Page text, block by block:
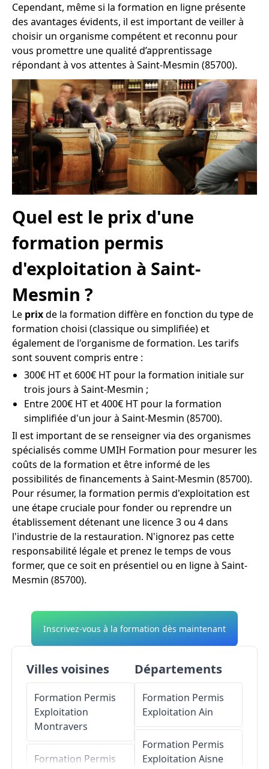
Cependant, même si la formation en ligne présente
des avantages évidents, il est important de veiller à
choisir un organisme compétent et reconnu pour
vous promettre une qualité d’apprentissage
répondant à vos attentes à Saint-Mesmin (85700).
Quel est le prix d'une
formation permis
d'exploitation à Saint-
Mesmin ?
Le prixde la formation diffère en fonction du type de
formation choisi (classique ou simplifiée) et
également de l'organisme de formation. Les tarifs
sont souvent compris entre :
300€ HT et 600€ HT pour la formation initiale sur
trois jours à Saint-Mesmin ;
Entre 200€ HT et 400€ HT pour la formation
simplifiée d'un jour à Saint-Mesmin (85700).
Il est important de se renseigner via des organismes
spécialisés comme UMIH Formation pour mesurer les
coûts de la formation et être informé de les
possibilités de financements à Saint-Mesmin (85700).
Pour résumer, la formation permis d'exploitation est
une étape cruciale pour fonder ou reprendre un
établissement détenant une licence 3 ou 4 dans
l'industrie de la restauration. N'ignorez pas cette
responsabilité légale et prenez le temps de vous
former, que ce soit en présentiel ou en ligne à Saint-
Mesmin (85700).
Inscrivez-vous à la formation dès maintenant
Villes voisines
Formation Permis
Exploitation
Montravers
Formation Permis
Départements
Formation Permis
Exploitation Ain
Formation Permis
Exploitation Aisne